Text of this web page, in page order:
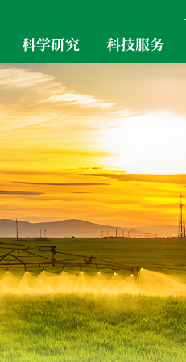
科学研究 科技服务